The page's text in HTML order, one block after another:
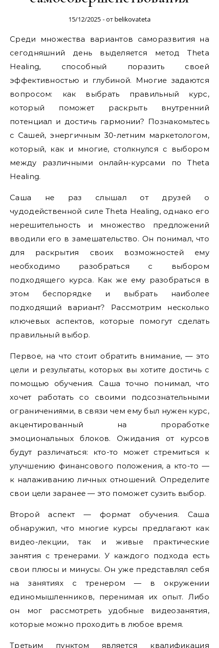
15/12/2025 - от belikovateta
Среди множества вариантов саморазвития на
сегодняшний день выделяется метод Theta
Healing, способный поразить своей
эффективностью и глубиной. Многие задаются
вопросом: как выбрать правильный курс,
который поможет раскрыть внутренний
потенциал и достичь гармонии? Познакомьтесь
с Сашей, энергичным 30-летним маркетологом,
который, как и многие, столкнулся с выбором
между различными онлайн-курсами по Theta
Healing.
Саша не раз слышал от друзей о
чудодейственной силе Theta Healing, однако его
нерешительность и множество предложений
вводили его в замешательство. Он понимал, что
для раскрытия своих возможностей ему
необходимо разобраться с выбором
подходящего курса. Как же ему разобраться в
этом беспорядке и выбрать наиболее
подходящий вариант? Рассмотрим несколько
ключевых аспектов, которые помогут сделать
правильный выбор.
Первое, на что стоит обратить внимание, — это
цели и результаты, которых вы хотите достичь с
помощью обучения. Саша точно понимал, что
хочет работать со своими подсознательными
ограничениями, в связи чем ему был нужен курс,
акцентированный на проработке
эмоциональных блоков. Ожидания от курсов
будут различаться: кто-то может стремиться к
улучшению финансового положения, а кто-то —
к налаживанию личных отношений. Определите
свои цели заранее — это поможет сузить выбор.
Второй аспект — формат обучения. Саша
обнаружил, что многие курсы предлагают как
видео-лекции, так и живые практические
занятия с тренерами. У каждого подхода есть
свои плюсы и минусы. Он уже представлял себя
на занятиях с тренером — в окружении
единомышленников, перенимая их опыт. Либо
он мог рассмотреть удобные видеозанятия,
которые можно проходить в любое время.
Третьим пунктом является квалификация